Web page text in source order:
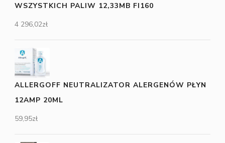
WSZYSTKICH PALIW 12,33MB FI160
4 296,02zł
ALLERGOFF NEUTRALIZATOR ALERGENÓW PŁYN
12AMP 20ML
59,95zł